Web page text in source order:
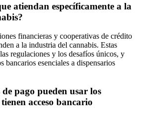
atiendan específicamente a la
financieras y cooperativas de crédito
a la industria del cannabis. Estas
regulaciones y los desafíos únicos, y
bancarios esenciales a dispensarios
pago pueden usar los
acceso bancario